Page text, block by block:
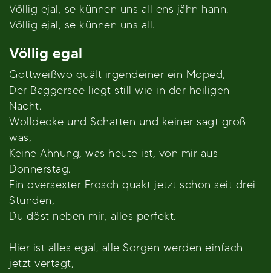
Völlig ejal, se künnen uns all ens jähn hann.
Völlig ejal, se künnen uns all.
Völlig egal
Gottweißwo quält irgendeiner ein Moped,
Der Baggersee liegt still wie in der heiligen
Nacht.
Wolldecke und Schatten und keiner sagt groß
was,
Keine Ahnung, was heute ist, von mir aus
Donnerstag.
Ein oversexter Frosch quakt jetzt schon seit drei
Stunden,
Du döst neben mir, alles perfekt.
Hier ist alles egal, alle Sorgen werden einfach
jetzt vertagt,